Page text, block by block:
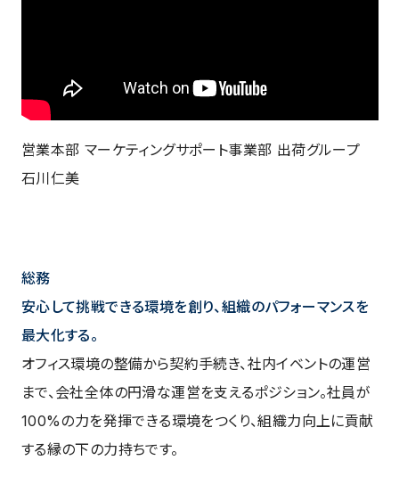
営業本部 マーケティングサポート事業部 出荷グループ
石川仁美
総務
安心して挑戦できる環境を創り、組織のパフォーマンスを
最大化する。
オフィス環境の整備から契約手続き、社内イベントの運営
まで、会社全体の円滑な運営を支えるポジション。社員が
100%の力を発揮できる環境をつくり、組織力向上に貢献
する縁の下の力持ちです。